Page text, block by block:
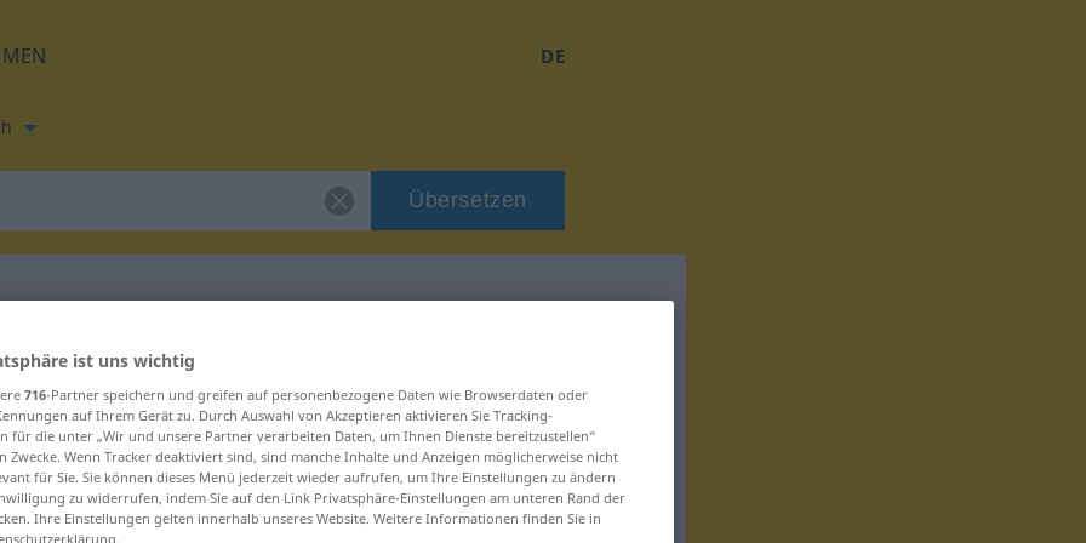
DE
Übersetzen
für "hadice"
ist uns wichtig
716-Partner speichern und greifen auf personenbezogene Daten wie Browserdaten oder
auf Ihrem Gerät zu. Durch Auswahl von Akzeptieren aktivieren Sie Tracking-
für die unter „Wir und unsere Partner verarbeiten Daten, um Ihnen Dienste bereitzustellen“
Zwecke. Wenn Tracker deaktiviert sind, sind manche Inhalte und Anzeigen möglicherweise nicht
für Sie. Sie können dieses Menü jederzeit wieder aufrufen, um Ihre Einstellungen zu ändern
zu widerrufen, indem Sie auf den Link Privatsphäre-Einstellungen am unteren Rand der
Ihre Einstellungen gelten innerhalb unseres Website. Weitere Informationen finden Sie in